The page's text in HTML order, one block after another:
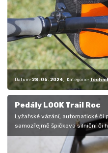
Datum: 28. 06. 2024 Kategorie:
Pedály LOOK Trail Roc
Lyžařské vázání, automatické či
samozřejmě špičková silniční či
dobu na…